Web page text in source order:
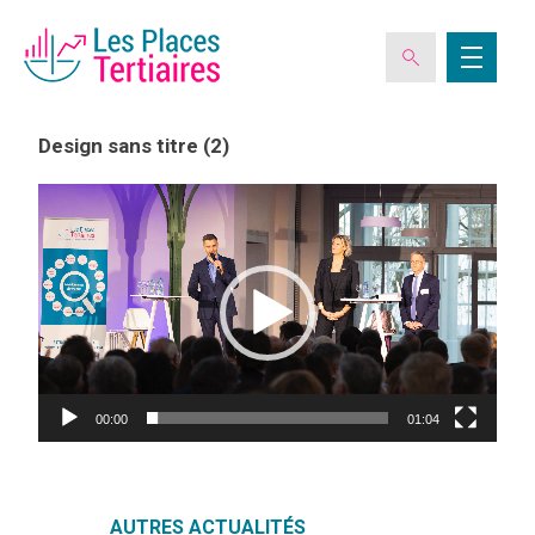
ESPACE ADHÉRENT
L’ASSOCIATION
LES CLUBS DES PLACES TERTIAIRES
Design sans titre (2)
Lecteur
00:00 01:04
AUTRES ACTUALITÉS